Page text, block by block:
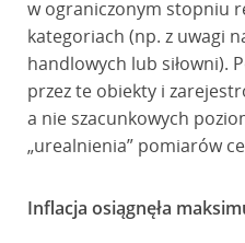
w ograniczonym stopniu
kategoriach (np. z uwagi
handlowych lub siłowni).
przez te obiekty i
a nie szacunkowych
„urealnienia” pomiarów
Inflacja osiągnęła